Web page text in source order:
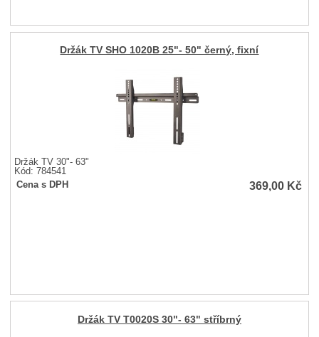
Držák TV SHO 1020B 25"- 50" černý, fixní
Držák TV 30"- 63"
Kód: 784541
Cena s DPH
369,00 Kč
Držák TV T0020S 30"- 63" stříbrný